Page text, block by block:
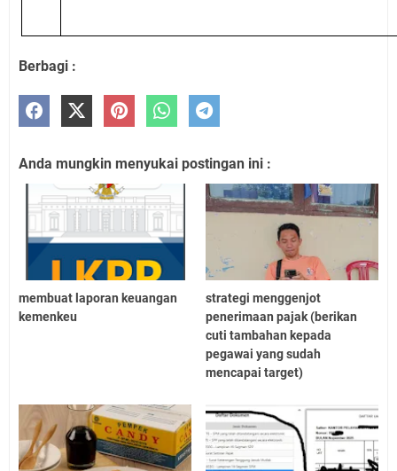
Berbagi :
Anda mungkin menyukai postingan ini :
membuat laporan keuangan
kemenkeu
strategi menggenjot
penerimaan pajak (berikan
cuti tambahan kepada
pegawai yang sudah
mencapai target)